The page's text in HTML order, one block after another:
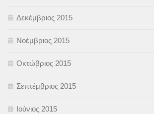
Δεκέμβριος 2015
Νοέμβριος 2015
Οκτώβριος 2015
Σεπτέμβριος 2015
Ιούνιος 2015